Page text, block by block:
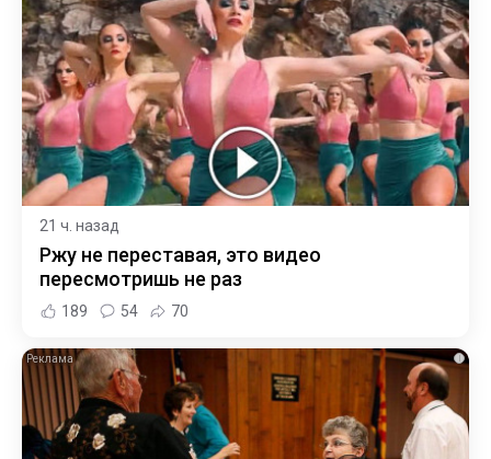
21 ч. назад
Ржу не переставая, это видео
пересмотришь не раз
189 54 70
i